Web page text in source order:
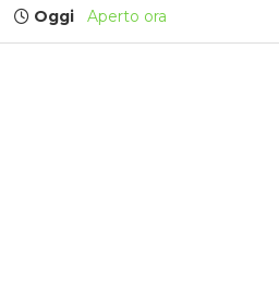
Oggi Aperto ora